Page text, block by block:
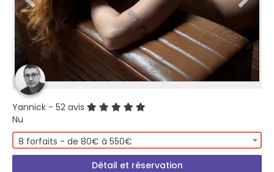
Yannick - 52 avis
Nu
8 forfaits - de 80€ à 550€
Détail et réservation